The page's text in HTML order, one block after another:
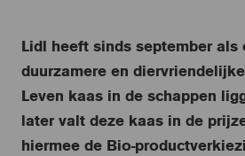
Lidl heeft sinds september als
duurzamere en
Leven kaas in de schappen
later valt deze kaas in de
hiermee de Bio-